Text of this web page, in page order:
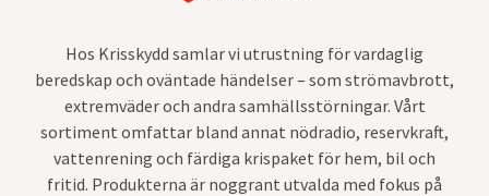
Hos Krisskydd samlar vi utrustning för vardaglig
beredskap och oväntade händelser – som strömavbrott,
extremväder och andra samhällsstörningar. Vårt
sortiment omfattar bland annat nödradio, reservkraft,
vattenrening och färdiga krispaket för hem, bil och
fritid. Produkterna är noggrant utvalda med fokus på